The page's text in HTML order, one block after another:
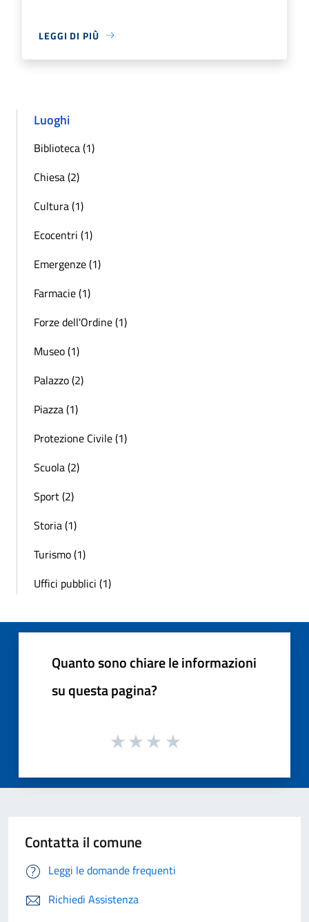
LEGGI DI PIÙ
Luoghi
Biblioteca (1)
Chiesa (2)
Cultura (1)
Ecocentri (1)
Emergenze (1)
Farmacie (1)
Forze dell'Ordine (1)
Museo (1)
Palazzo (2)
Piazza (1)
Protezione Civile (1)
Scuola (2)
Sport (2)
Storia (1)
Turismo (1)
Uffici pubblici (1)
Quanto sono chiare le informazioni
su questa pagina?
Contatta il comune
Leggi le domande frequenti
Richiedi Assistenza